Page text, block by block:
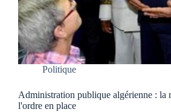
Politique
Administration publique algérienne : la
l'ordre en place